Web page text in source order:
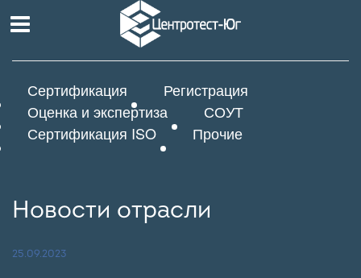
Сертификация
Регистрация
Оценка и экспертиза
СОУТ
Сертификация ISO
Прочие
Новости отрасли
25.09.2023